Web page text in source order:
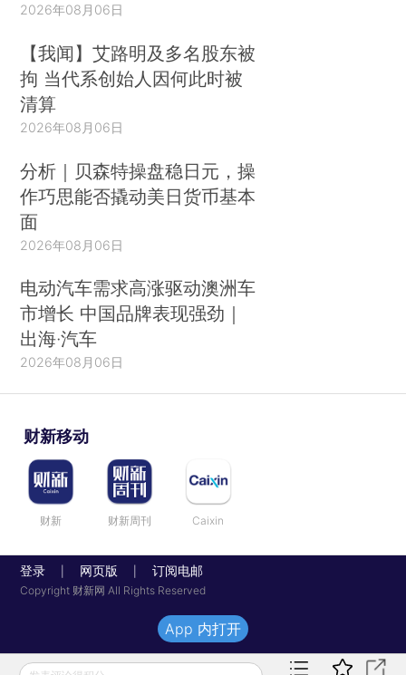
2026年08月06日
【我闻】艾路明及多名股东被
拘 当代系创始人因何此时被
清算
2026年08月06日
分析｜贝森特操盘稳日元，操
作巧思能否撬动美日货币基本
面
2026年08月06日
电动汽车需求高涨驱动澳洲车
市增长 中国品牌表现强劲｜
出海·汽车
2026年08月06日
财新移动
财新 财新周刊 Caixin
登录 网页版 订阅电邮
Copyright 财新网 All Rights Reserved
App 内打开